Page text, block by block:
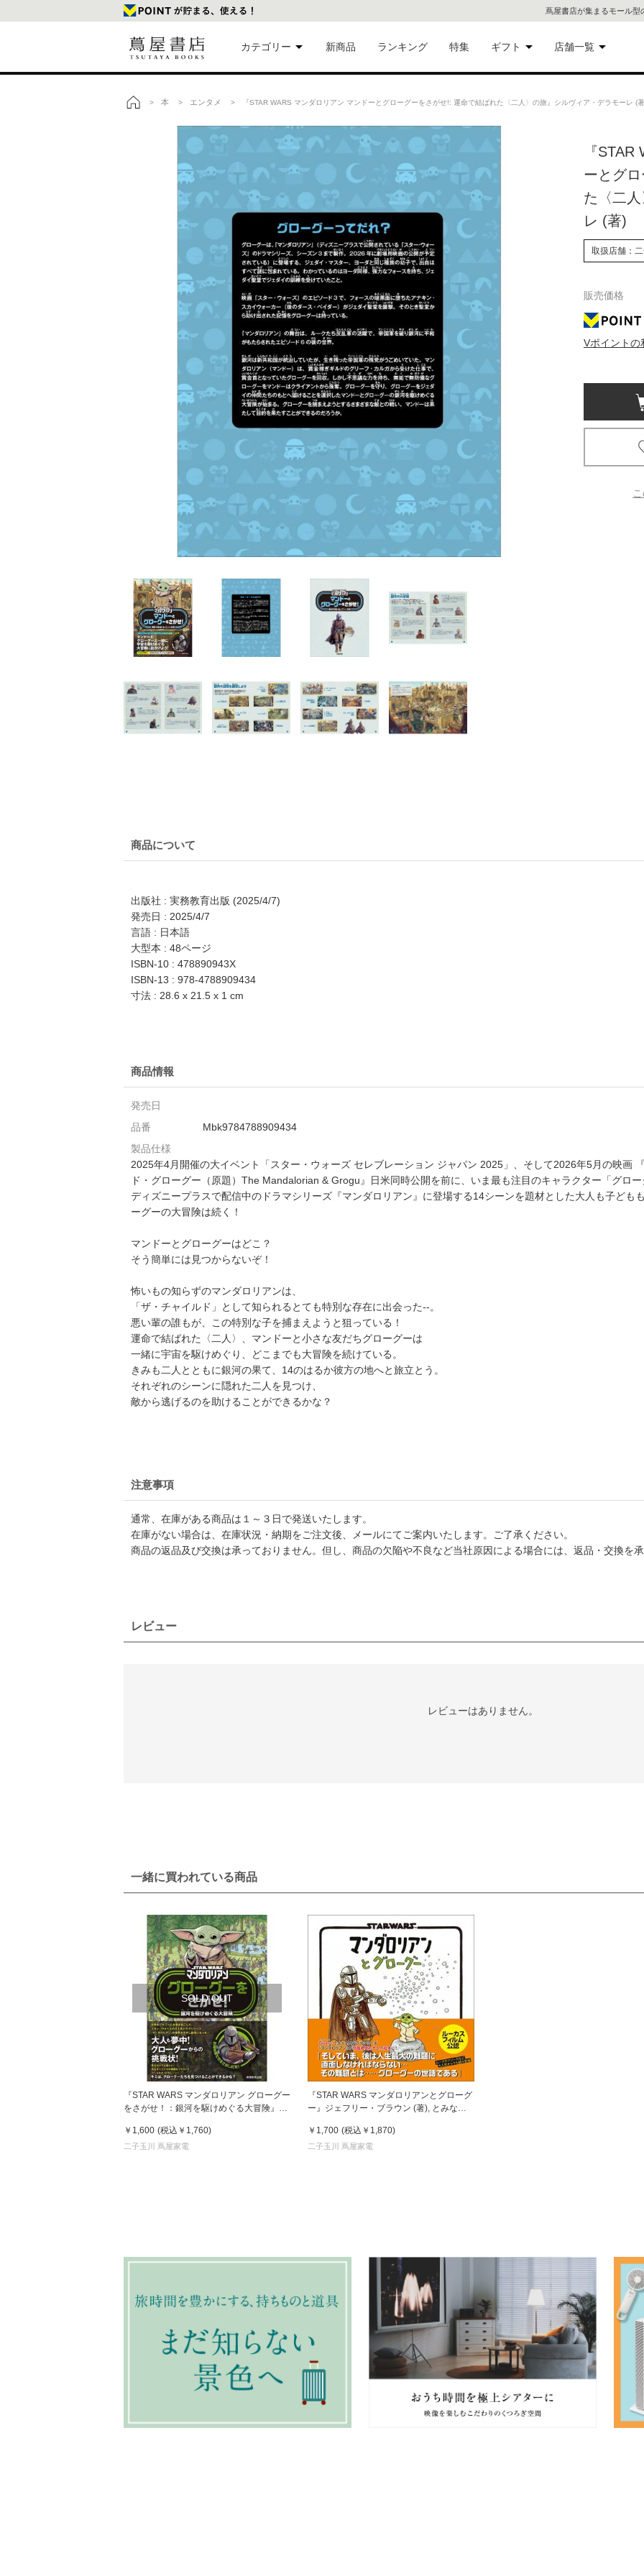
蔦屋書店が集まるモール型
カテゴリー
美術品
本
楽
文具
雑貨
家電
食品
eギフト
新商品 ランキング 特集 ギフト
ギフトにおすすめ
店舗一覧
代官
屋書
銀座
書店
屋書
書店
蔦屋
梅田
> 本 > エンタメ > 『STAR WARS マンダロリアン マンドーとグローグーをさがせ!: 運命で結ばれた〈二人〉の旅』シルヴィア・デラモーレ (
『
ーとグ
た〈二
レ (著)
取扱店舗：
販売価格
Vポイントの
商品について
出版社 : 実務教育出版 (2025/4/7)
発売日 : 2025/4/7
言語 : 日本語
大型本 : 48ページ
ISBN-10 : 478890943X
ISBN-13 : 978-4788909434
寸法 : 28.6 x 21.5 x 1 cm
商品情報
発売日
品番
Mbk9784788909434
製品仕様
2025年4月開催の大イベント「スター・ウォーズ セレブレーション ジャパン 2025」、そして2026年5月の映画
ド・グローグー（原題）The Mandalorian & Grogu』日米同時公開を前に、いま最も注目のキャラクター「グロ
ディズニープラスで配信中のドラマシリーズ『マンダロリアン』に登場する14シーンを題材とした大人も子ども
ーグーの大冒険は続く！
マンドーとグローグーはどこ？
そう簡単には見つからないぞ！
怖いもの知らずのマンダロリアンは、
「ザ・チャイルド」として知られるとても特別な存在に出会った--。
悪い輩の誰もが、この特別な子を捕まえようと狙っている！
運命で結ばれた〈二人〉、マンドーと小さな友だちグローグーは
一緒に宇宙を駆けめぐり、どこまでも大冒険を続けている。
きみも二人とともに銀河の果て、14のはるか彼方の地へと旅立とう。
それぞれのシーンに隠れた二人を見つけ、
敵から逃げるのを助けることができるかな？
注意事項
通常、在庫がある商品は１～３日で発送いたします。
在庫がない場合は、在庫状況・納期をご注文後、メールにてご案内いたします。ご了承ください。
商品の返品及び交換は承っておりません。但し、商品の欠陥や不良など当社原因による場合には、返品・交換を
レビュー
レビューはありません。
一緒に買われている商品
SOLD OUT
『STAR WARS マンダロリアン グローグー
をさがせ！：銀河を駆けめぐる大冒険』ダ
ニー (イラスト)実務教育出版
￥1,600 (税込 ￥1,760)
二子玉川 蔦屋家電
『STAR WARS マンダロリアンとグローグ
ー』ジェフリー・ブラウン (著), とみなが
￥1,700 (税込 ￥1,870)
二子玉川 蔦屋家電